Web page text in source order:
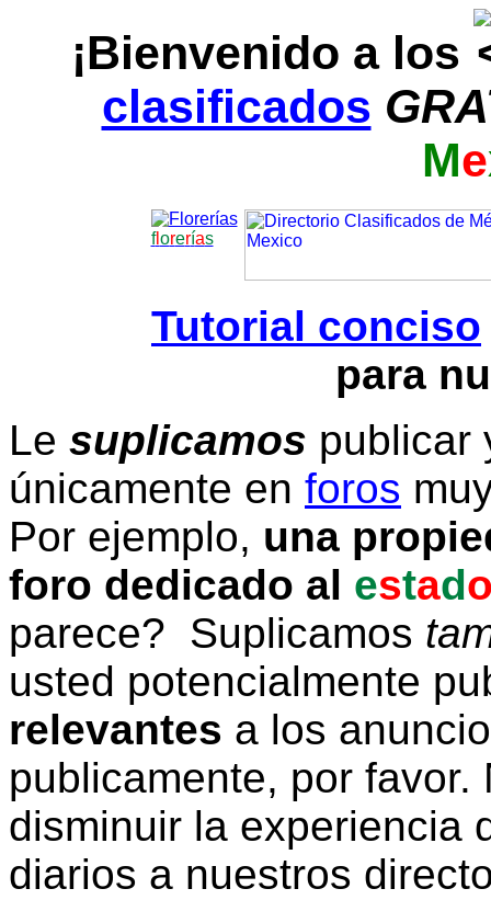
¡Bienvenido a los
clasificados
Me
florerías
Tutorial conciso
para
Le suplicamos publicar
únicamente en foros
Por ejemplo, una
foro dedicado al estad
parece? Suplicamos
usted potencialmente
relevantes a los
publicamente, por
disminuir la experiencia
diarios a nuestros